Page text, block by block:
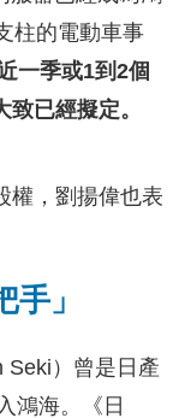
柱的電動車事
一季或1到2個
已經擬定。
權，劉揚偉也表
」
Seki）曾是日產
鴻海。《日